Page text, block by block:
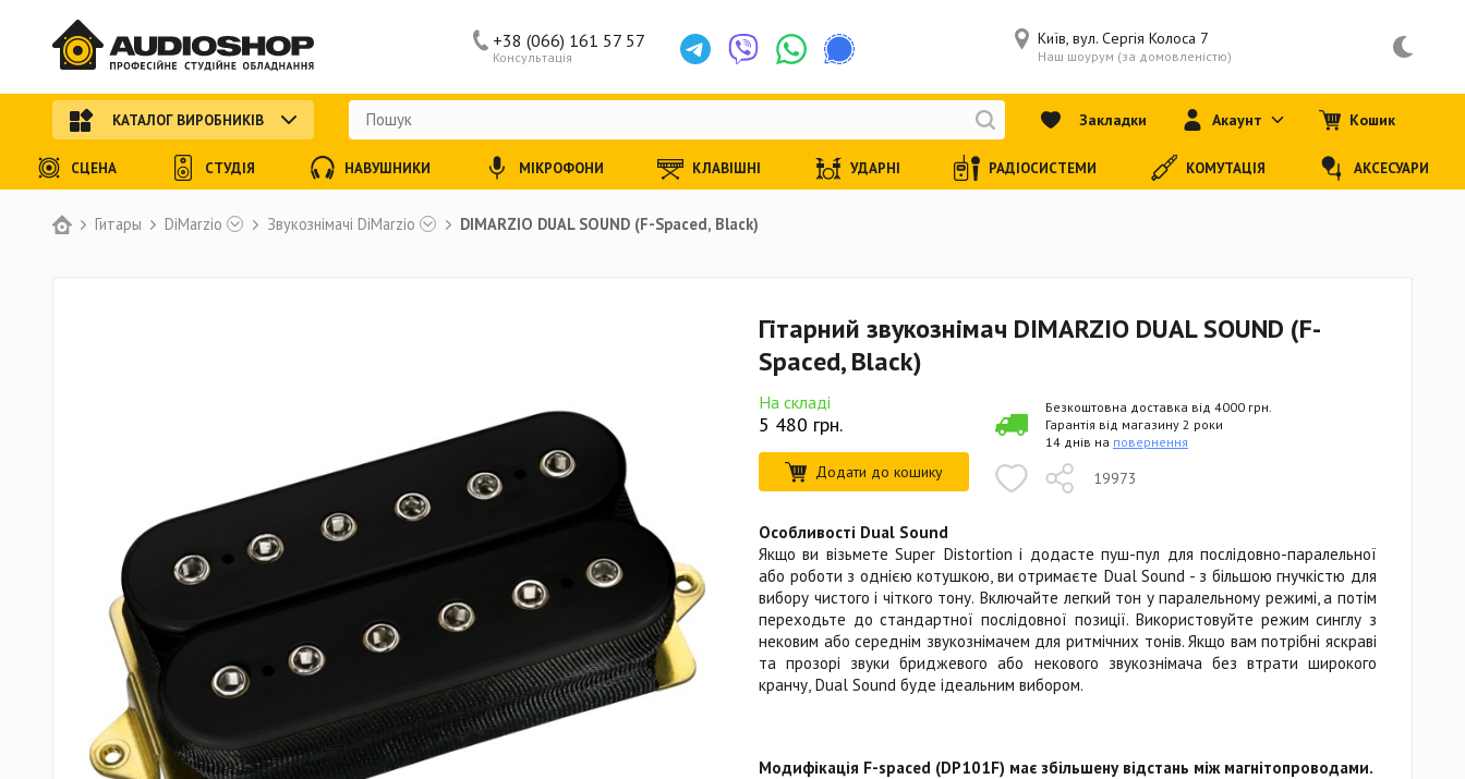
Гитары DiMarzio Звукознімачі DiMarzio DIMARZIO DUAL SOUND (F-Spaced, Black)
Гітарний звукознімач DIMARZIO DUAL SOUND (F-
Spaced, Black)
На складі
5 480 грн.
Додати до кошику 19973
Безкоштовна доставка від 4000 грн.
Гарантія від магазину 2 роки
14 днів на повернення
Особливості Dual Sound
Якщо ви візьмете Super Distortion і додасте пуш-пул для послідовно-паралельної
або роботи з однією котушкою, ви отримаєте Dual Sound - з більшою гнучкістю для
вибору чистого і чіткого тону. Включайте легкий тон у паралельному режимі, а потім
переходьте до стандартної послідовної позиції. Використовуйте режим синглу з
нековим або середнім звукознімачем для ритмічних тонів. Якщо вам потрібні яскраві
та прозорі звуки бриджевого або некового звукознімача без втрати широкого
кранчу, Dual Sound буде ідеальним вибором.
Модифікація F-spaced (DP101F) має збільшену відстань між магнітопроводами.
Консультація
+38 (066) 161 57 57 Київ, вул. Сергія Колоса 7
Наш шоурум (за домовленістю)
КАТАЛОГ ВИРОБНИКІВ Закладки Акаунт Кошик
СЦЕНА СТУДІЯ НАВУШНИКИ МІКРОФОНИ КЛАВІШНІ УДАРНІ РАДІОСИСТЕМИ КОМУТАЦІЯ АКСЕСУАРИ